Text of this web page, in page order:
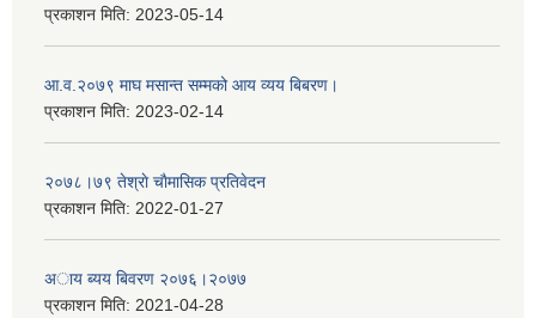
प्रकाशन मिति: 2023-05-14
आ.व.२०७९ माघ मसान्त सम्मको आय व्यय बिबरण।
प्रकाशन मिति: 2023-02-14
२०७८।७९ तेश्राे चाैमासिक प्रतिवेदन
प्रकाशन मिति: 2022-01-27
अाय ब्यय बिवरण २०७६।२०७७
प्रकाशन मिति: 2021-04-28